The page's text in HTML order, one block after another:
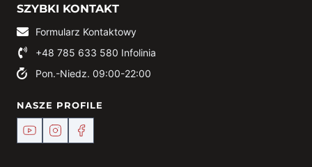
SZYBKI KONTAKT
Formularz Kontaktowy
+48 785 633 580 Infolinia
Pon.-Niedz. 09:00-22:00
NASZE PROFILE